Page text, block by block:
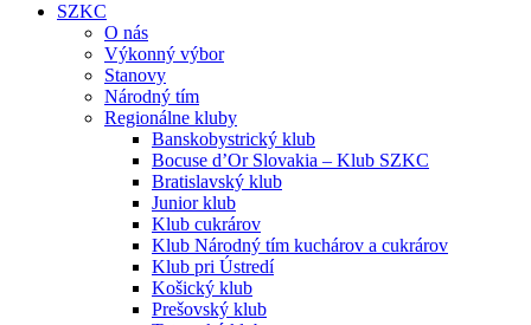
SZKC
O nás
Výkonný výbor
Stanovy
Národný tím
Regionálne kluby
Banskobystrický klub
Bocuse d’Or Slovakia – Klub SZKC
Bratislavský klub
Junior klub
Klub cukrárov
Klub Národný tím kuchárov a cukrárov
Klub pri Ústredí
Košický klub
Prešovský klub